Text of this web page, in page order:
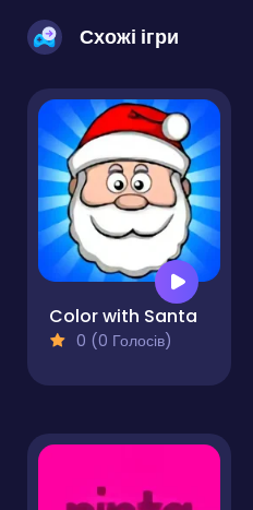
Схожі ігри
Color with Santa
0 (0 Голосів)